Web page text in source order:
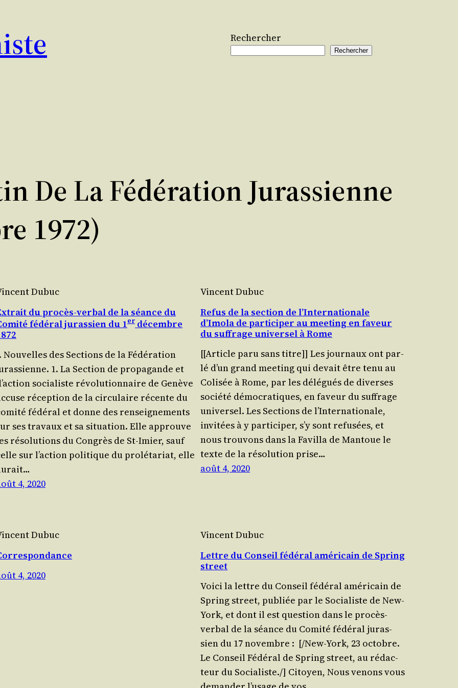
Rechercher
Rechercher
De La Fédération Jurassienne
1972)
Dubuc
du procès-verbal de la séance du
fédéral jurassien du 1er décembre
Nouvelles des Sections de la Fédération
1. La Sec­tion de pro­pa­gande et
socia­liste révo­lu­tion­naire de Genève
récep­tion de la cir­cu­laire récente du
fédé­ral et donne des ren­sei­gne­ments
ses tra­vaux et sa situa­tion. Elle approuve
réso­lu­tions du Congrès de St-Imier, sauf
sur l’action poli­tique du pro­lé­ta­riat, elle
4, 2020
Vincent Dubuc
Refus de la section de l’Internationale
d’Imola de participer au meeting en faveur
du suffrage universel à Rome
[[Article paru sans titre]] Les jour­naux ont par­
lé d’un grand mee­ting qui devait être tenu au
Coli­sée à Rome, par les délé­gués de diverses
socié­té démo­cra­tiques, en faveur du suf­frage
uni­ver­sel. Les Sec­tions de l’Internationale,
invi­tées à y par­ti­ci­per, s’y sont refu­sées, et
nous trou­vons dans la Favilla de Man­toue le
texte de la réso­lu­tion prise…
août 4, 2020
Dubuc
4, 2020
Vincent Dubuc
Lettre du Conseil fédéral américain de Spring
street
Voi­ci la lettre du Conseil fédé­ral amé­ri­cain de
Spring street, publiée par le Socia­liste de New-
York, et dont il est ques­tion dans le pro­cès-
ver­bal de la séance du Comi­té fédé­ral juras­
sien du 17 novembre : [/New-York, 23 octobre.
Le Conseil Fédé­ral de Spring street, au rédac­
teur du Socia­liste./​] Citoyen, Nous venons vous